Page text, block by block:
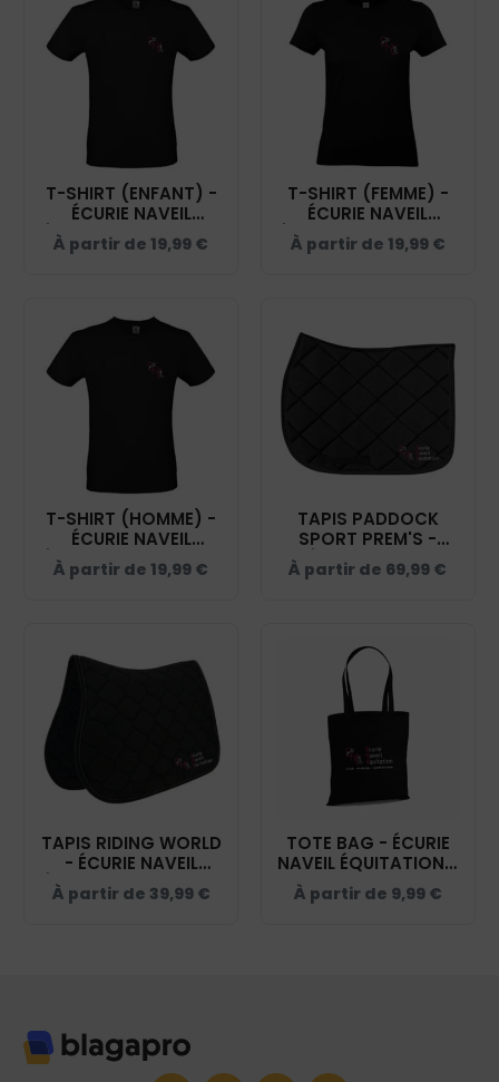
T-SHIRT (ENFANT) -
ÉCURIE NAVEIL
ÉQUITATION - NOIR -
BC03TK
À partir de 19,99 €
T-SHIRT (FEMME) -
ÉCURIE NAVEIL
ÉQUITATION - NOIR -
BC04T
À partir de 19,99 €
T-SHIRT (HOMME) -
ÉCURIE NAVEIL
ÉQUITATION - NOIR -
BC03T
À partir de 19,99 €
TAPIS PADDOCK
SPORT PREM'S -
ÉCURIE NAVEIL
ÉQUITATION - NOIR -
À partir de 69,99 €
TAPIS RIDING WORLD
- ÉCURIE NAVEIL
ÉQUITATION - NOIR -
20453
À partir de 39,99 €
TOTE BAG - ÉCURIE
NAVEIL ÉQUITATION -
NOIR - WM101
À partir de 9,99 €